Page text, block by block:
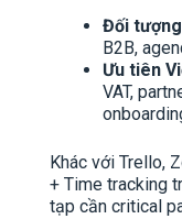
Đối
B2B,
Ưu tiên
VAT,
Khác với Trello,
+ Time tracking
tạp cần critical